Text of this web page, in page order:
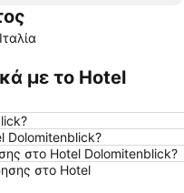
Κέντρο Gletscher Hintertux
με το Hotel
Dolomitenblick?
στο Hotel Dolomitenblick?
στο Hotel